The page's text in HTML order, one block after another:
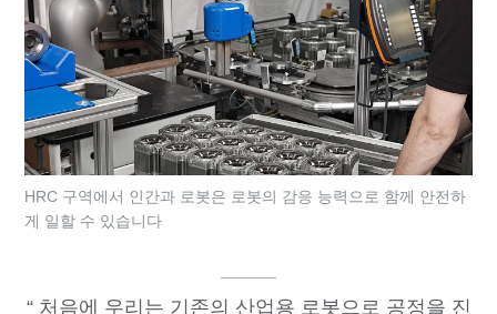
HRC 구역에서 인간과 로봇은 로봇의 감응 능력으로 함께 안전하
게 일할 수 있습니다
처음에 우리는 기존의 산업용 로봇으로 공정을 진